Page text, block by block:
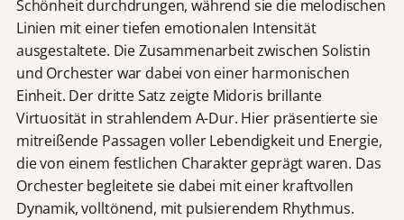
Schönheit durchdrungen, während sie die melodischen
Linien mit einer tiefen emotionalen Intensität
ausgestaltete. Die Zusammenarbeit zwischen Solistin
und Orchester war dabei von einer harmonischen
Einheit. Der dritte Satz zeigte Midoris brillante
Virtuosität in strahlendem A-Dur. Hier präsentierte sie
mitreißende Passagen voller Lebendigkeit und Energie,
die von einem festlichen Charakter geprägt waren. Das
Orchester begleitete sie dabei mit einer kraftvollen
Dynamik, volltönend, mit pulsierendem Rhythmus.